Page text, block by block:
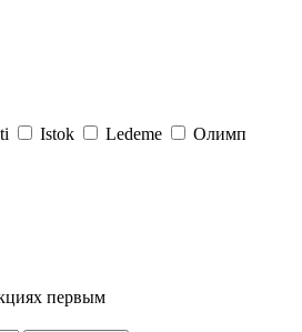
Istok Ledeme
Олимп
первым